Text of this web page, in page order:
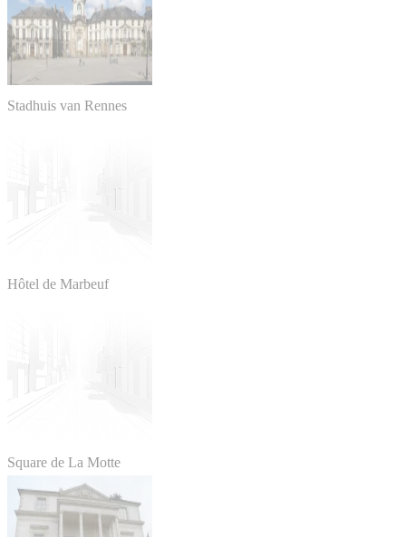
Stadhuis van Rennes
Hôtel de Marbeuf
Square de La Motte